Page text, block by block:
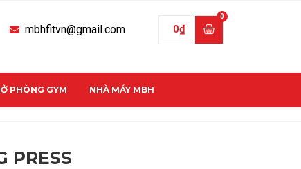
mbhfitvn@gmail.com 0₫
PHÒNG GYM NHÀ MÁY MBH
PRESS